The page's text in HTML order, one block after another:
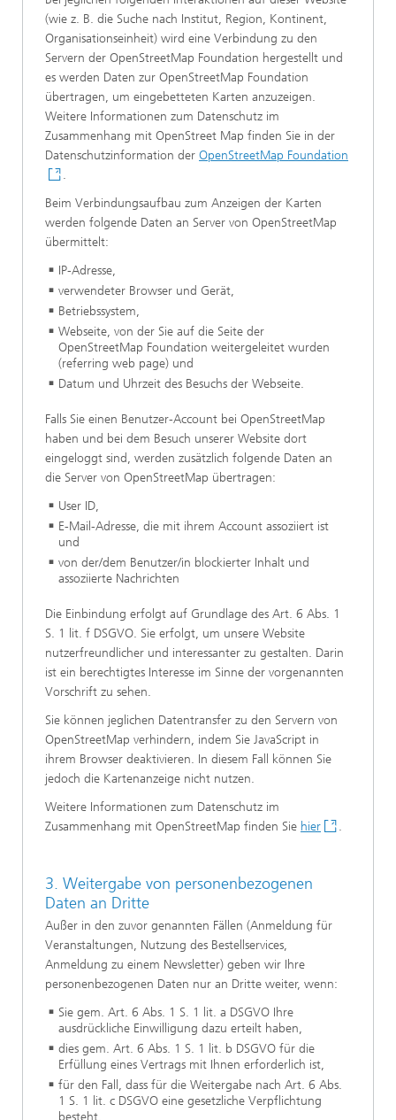
(wie z. B. die Suche nach Institut, Region, Kontinent,
Organisationseinheit) wird eine Verbindung zu den
Servern der OpenStreetMap Foundation hergestellt und
es werden Daten zur OpenStreetMap Foundation
übertragen, um eingebetteten Karten anzuzeigen.
Weitere Informationen zum Datenschutz im
Zusammenhang mit OpenStreet Map finden Sie in der
Datenschutzinformation der OpenStreetMap Foundation
.
Beim Verbindungsaufbau zum Anzeigen der Karten
werden folgende Daten an Server von OpenStreetMap
übermittelt:
IP-Adresse,
verwendeter Browser und Gerät,
Betriebssystem,
Webseite, von der Sie auf die Seite der
OpenStreetMap Foundation weitergeleitet wurden
(referring web page) und
Datum und Uhrzeit des Besuchs der Webseite.
Falls Sie einen Benutzer-Account bei OpenStreetMap
haben und bei dem Besuch unserer Website dort
eingeloggt sind, werden zusätzlich folgende Daten an
die Server von OpenStreetMap übertragen:
User ID,
E-Mail-Adresse, die mit ihrem Account assoziiert ist
und
von der/dem Benutzer/in blockierter Inhalt und
assoziierte Nachrichten
Die Einbindung erfolgt auf Grundlage des Art. 6 Abs. 1
S. 1 lit. f DSGVO. Sie erfolgt, um unsere Website
nutzerfreundlicher und interessanter zu gestalten. Darin
ist ein berechtigtes Interesse im Sinne der vorgenannten
Vorschrift zu sehen.
Sie können jeglichen Datentransfer zu den Servern von
OpenStreetMap verhindern, indem Sie JavaScript in
ihrem Browser deaktivieren. In diesem Fall können Sie
jedoch die Kartenanzeige nicht nutzen.
Weitere Informationen zum Datenschutz im
Zusammenhang mit OpenStreetMap finden Sie hier .
3. Weitergabe von personenbezogenen
Daten an Dritte
Außer in den zuvor genannten Fällen (Anmeldung für
Veranstaltungen, Nutzung des Bestellservices,
Anmeldung zu einem Newsletter) geben wir Ihre
personenbezogenen Daten nur an Dritte weiter, wenn:
Sie gem. Art. 6 Abs. 1 S. 1 lit. a DSGVO Ihre
ausdrückliche Einwilligung dazu erteilt haben,
dies gem. Art. 6 Abs. 1 S. 1 lit. b DSGVO für die
Erfüllung eines Vertrags mit Ihnen erforderlich ist,
für den Fall, dass für die Weitergabe nach Art. 6 Abs.
1 S. 1 lit. c DSGVO eine gesetzliche Verpflichtung
besteht.